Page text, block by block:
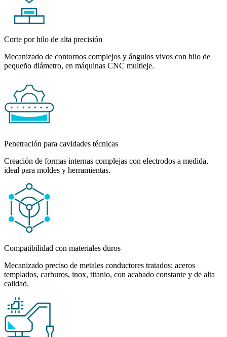
Corte por hilo de alta precisión
Mecanizado de contornos complejos y ángulos vivos con hilo de
pequeño diámetro, en máquinas CNC multieje.
Penetración para cavidades técnicas
Creación de formas internas complejas con electrodos a medida,
ideal para moldes y herramientas.
Compatibilidad con materiales duros
Mecanizado preciso de metales conductores tratados: aceros
templados, carburos, inox, titanio, con acabado constante y de alta
calidad.